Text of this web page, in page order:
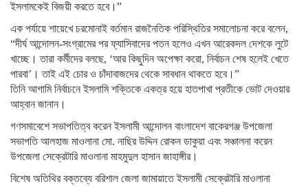
ইসলামকেই বিজয়ী করতে হবে।”
এক পর্যায়ে শায়েখে চরমোনাই বর্তমান রাজনৈতিক পরিস্থিতির সমালোচনা করে বলেন,
“দীর্ঘ আন্দোলন-সংগ্রামের পর ফ্যাসিবাদের পতন হলেও এখন আরেকদল দেশকে লুটে
খাচ্ছে। তারা কর্মীদের বলছে, ‘আর কিছুদিন অপেক্ষা করো, নির্বাচন শেষ হলেই খেতে
পারবা’। তাই এই চোর ও চাঁদাবাজদের থেকে সাবধান থাকতে হবে।”
তিনি আগামি নির্বাচনে ইসলামি শক্তিকে একত্র হয়ে হাতপাখা প্রতীকে ভোট দেওয়ার
আহ্বান জানান।
গণসমাবেশে সভাপতিত্ব করেন ইসলামী আন্দোলন বাংলাদেশ বাকেরগঞ্জ উপজেলা
সভাপতি আলহাজ মাওলানা মো. নাছির উদ্দিন রোকন ডাকুয়া এবং সঞ্চালনা করেন
উপজেলা সেক্রেটারি মাওলানা মাহমুদুল হাসান জাহাঙ্গীর।
বিশেষ অতিথির বক্তব্যে বরিশাল জেলা জামায়াতে ইসলামী সেক্রেটারি মাওলানা